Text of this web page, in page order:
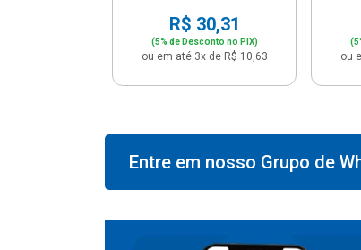
R$ 30,31
(5% de Desconto no PIX)
ou em até 3x de R$ 10,63 ou
Entre em nosso Grupo de